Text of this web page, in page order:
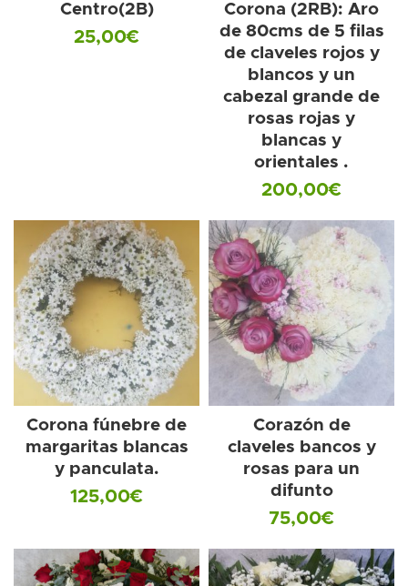
Centro(2B)
25,00€
Corona (2RB): Aro
de 80cms de 5 filas
de claveles rojos y
blancos y un
cabezal grande de
rosas rojas y
blancas y
orientales .
200,00€
Corona fúnebre de
margaritas blancas
y panculata.
125,00€
Corazón de
claveles bancos y
rosas para un
difunto
75,00€